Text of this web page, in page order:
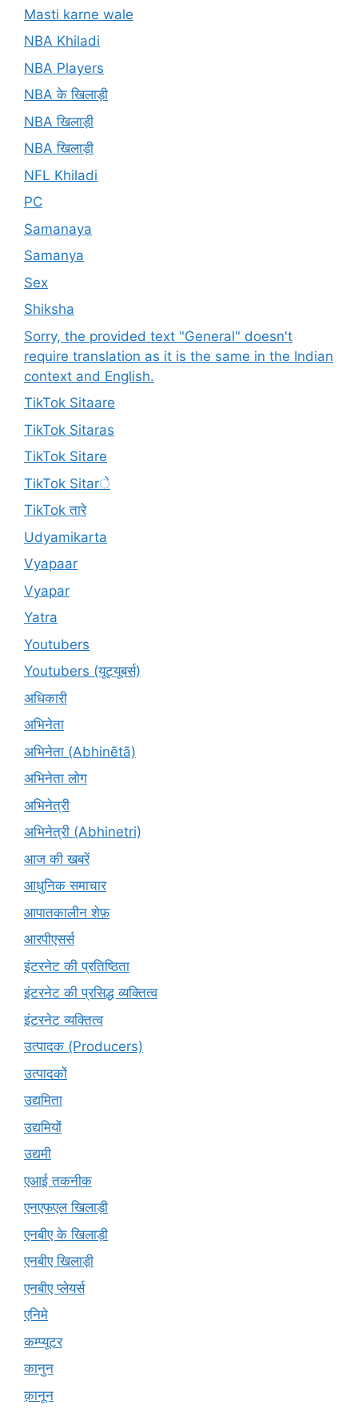
Masti karne wale
NBA Khiladi
NBA Players
NBA के खिलाड़ी
NBA खिलाड़ी
NBA खिलाड़ी
NFL Khiladi
PC
Samanaya
Samanya
Sex
Shiksha
Sorry, the provided text "General" doesn't
require translation as it is the same in the Indian
context and English.
TikTok Sitaare
TikTok Sitaras
TikTok Sitare
TikTok Sitarे
TikTok तारे
Udyamikarta
Vyapaar
Vyapar
Yatra
Youtubers
Youtubers (यूट्यूबर्स)
अधिकारी
अभिनेता
अभिनेता (Abhinētā)
अभिनेता लोग
अभिनेत्री
अभिनेत्री (Abhinetri)
आज की खबरें
आधुनिक समाचार
आपातकालीन शेफ़
आरपीएसर्स
इंटरनेट की प्रतिष्ठिता
इंटरनेट की प्रसिद्ध व्यक्तित्व
इंटरनेट व्यक्तित्व
उत्पादक (Producers)
उत्पादकों
उद्यमिता
उद्यमियों
उद्यमी
एआई तकनीक
एनएफएल खिलाड़ी
एनबीए के खिलाड़ी
एनबीए खिलाड़ी
एनबीए प्लेयर्स
एनिमे
कम्प्यूटर
कानुन
क़ानून